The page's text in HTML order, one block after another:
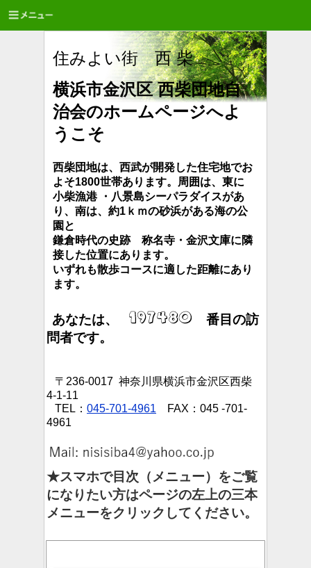
住みよい街 西 柴
横浜市金沢区 西柴団地自
治会のホームページへよ
うこそ
西柴団地は、西武が開発した住宅地でお
よそ1800世帯あります。周囲は、東に
小柴漁港 ・八景島シーパラダイスがあ
り、南は、約1ｋｍの砂浜がある海の公
園と
鎌倉時代の史跡 称名寺・金沢文庫に隣
接した位置にあります。
いずれも散歩コースに適した距離にあり
ます。
あなたは、
番目の訪
問者です。
〒236-0017 神奈川県横浜市金沢区西柴
4-1-11
TEL： 045-701-4961 FAX：045 -701-
4961
★スマホで目次（メニュー）をご覧
になりたい方はページの左上の三本
メニューをクリックしてください。